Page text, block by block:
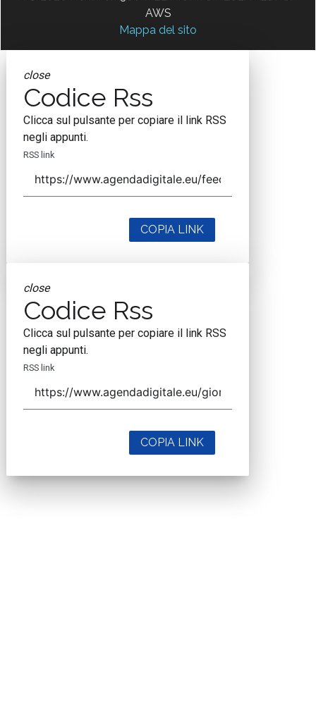
AWS
Mappa del sito
close
Codice Rss
Clicca sul pulsante per copiare il link RSS
negli appunti.
RSS link
COPIA LINK
close
Codice Rss
Clicca sul pulsante per copiare il link RSS
negli appunti.
RSS link
COPIA LINK